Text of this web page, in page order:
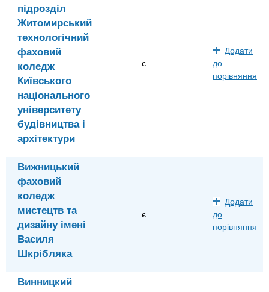
підрозділ
Житомирський
технологічний
фаховий
коледж
Київського
національного
університету
будівництва і
архітектури
є
Додати
до
порівняння
Вижницький
фаховий
коледж
мистецтв та
дизайну імені
Василя
Шкрібляка
є
Додати
до
порівняння
Винницкий